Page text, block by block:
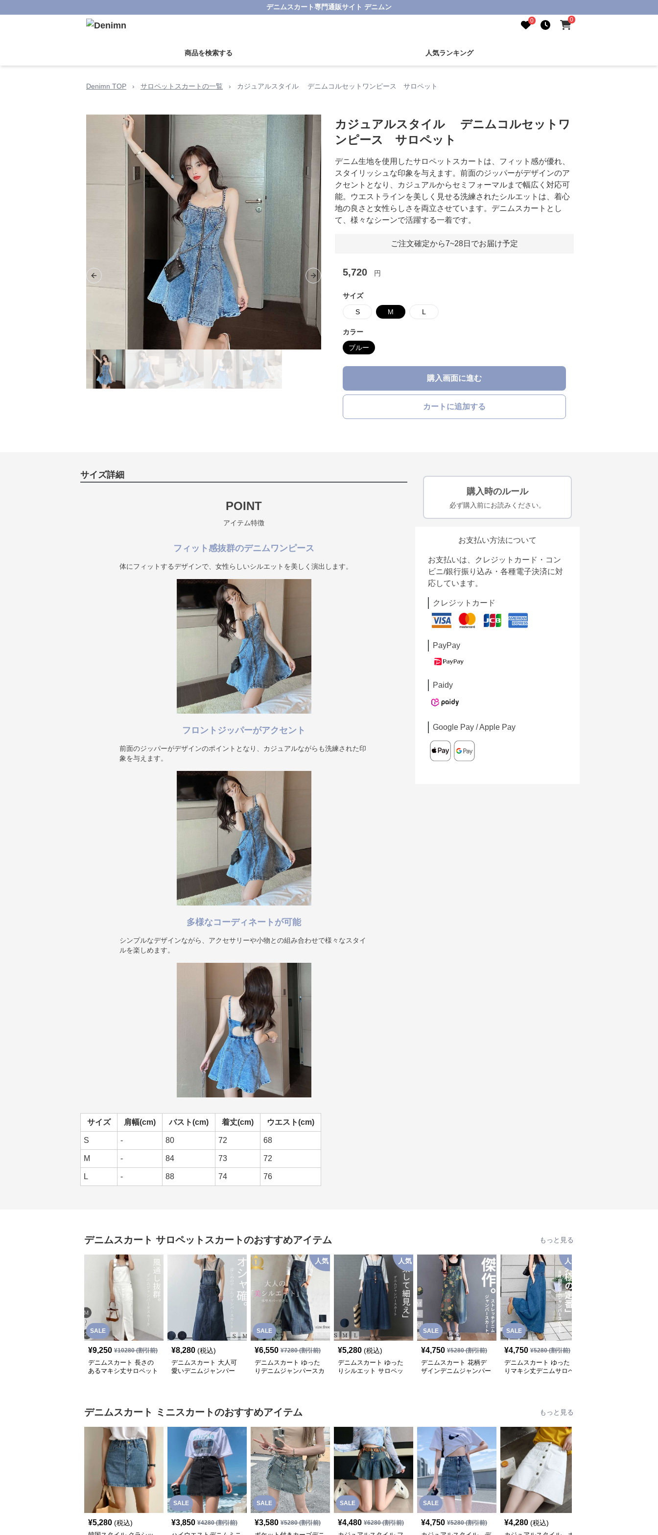
デニムスカート専門通販サイト デニムン
0 0
商品を検索する 人気ランキング
Denimn TOP › サロペットスカートの一覧 › カジュアルスタイル デニムコルセットワンピース サロペット
Previous slide Next slide
カジュアルスタイル デニムコルセットワ
ンピース サロペット
デニム生地を使用したサロペットスカートは、フィット感が優れ、
スタイリッシュな印象を与えます。前面のジッパーがデザインのア
クセントとなり、カジュアルからセミフォーマルまで幅広く対応可
能。ウエストラインを美しく見せる洗練されたシルエットは、着心
地の良さと女性らしさを両立させています。デニムスカートとし
て、様々なシーンで活躍する一着です。
ご注文確定から7~28日でお届け予定
5,720 円
サイズ
S M L
カラー
ブルー
購入画面に進む
カートに追加する
サイズ詳細
POINT
アイテム特徴
フィット感抜群のデニムワンピース
体にフィットするデザインで、女性らしいシルエットを美しく演出します。
フロントジッパーがアクセント
前面のジッパーがデザインのポイントとなり、カジュアルながらも洗練された印
象を与えます。
多様なコーディネートが可能
シンプルなデザインながら、アクセサリーや小物との組み合わせで様々なスタイ
ルを楽しめます。
サイズ 肩幅(cm) バスト(cm) 着丈(cm) ウエスト(cm)
S - 80 72 68
M - 84 73 72
L - 88 74 76
購入時のルール
必ず購入前にお読みください。
お支払い方法について
お支払いは、クレジットカード・コン
ビニ/銀行振り込み・各種電子決済に対
応しています。
クレジットカード
PayPay
Paidy
Google Pay / Apple Pay
デニムスカート サロペットスカートのおすすめアイテム もっと見る
SALE
¥9,250 ¥10280(割引前)
デニムスカート 長さの
あるマキシ丈サロペット
¥8,280 (税込)
デニムスカート 大人可
愛いデニムジャンパー
SALE
人気
¥6,550 ¥7280(割引前)
デニムスカート ゆった
りデニムジャンパースカ
人気
¥5,280 (税込)
デニムスカート ゆった
りシルエット サロペッ
SALE
¥4,750 ¥5280(割引前)
デニムスカート 花柄デ
ザインデニムジャンパー
SALE
人気
¥4,750 ¥5280(割引前)
デニムスカート ゆった
りマキシ丈デニムサロペ
デニムスカート ミニスカートのおすすめアイテム もっと見る
¥5,280 (税込)
SALE
¥3,850 ¥4280(割引前)
SALE
¥3,580 ¥5280(割引前)
SALE
¥4,480 ¥6280(割引前)
SALE
¥4,750 ¥5280(割引前) ¥4,280 (税込)